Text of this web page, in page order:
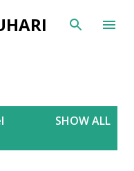
SHOW ALL